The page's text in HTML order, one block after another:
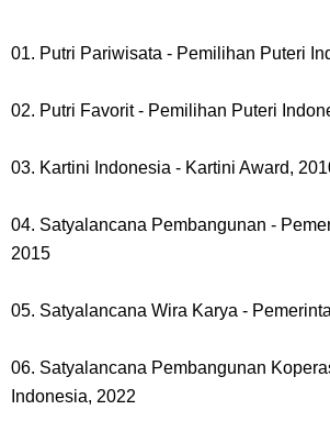
01. Putri Pariwisata - Pemilihan Puteri
02. Putri Favorit - Pemilihan Puteri
03. Kartini Indonesia - Kartini Award,
04. Satyalancana Pembangunan -
2015
05. Satyalancana Wira Karya -
06. Satyalancana Pembangunan
Indonesia, 2022